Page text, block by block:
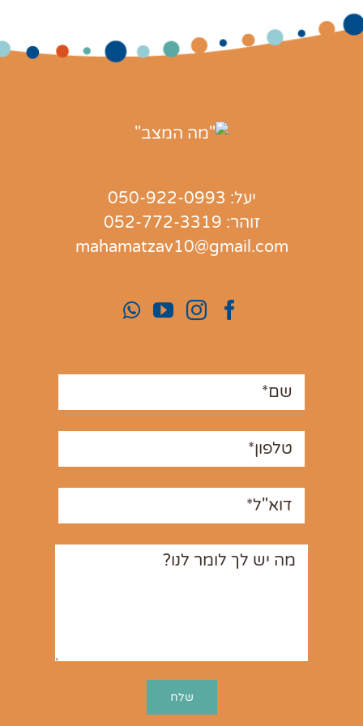
יעל: 050-922-0993
זוהר: 052-772-3319
mahamatzav10@gmail.com